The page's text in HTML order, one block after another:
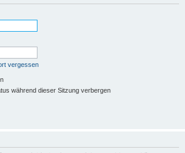
h
vergessen
während dieser Sitzung verbergen